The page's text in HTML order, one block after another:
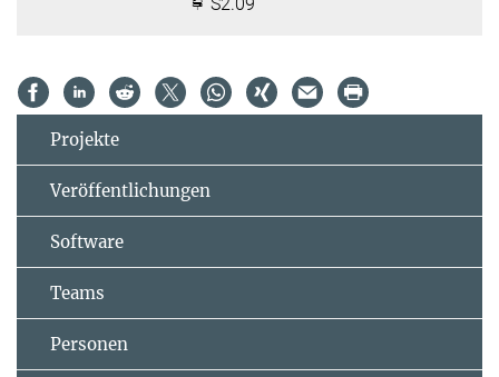
Projekte
Veröffentlichungen
Software
Teams
Personen